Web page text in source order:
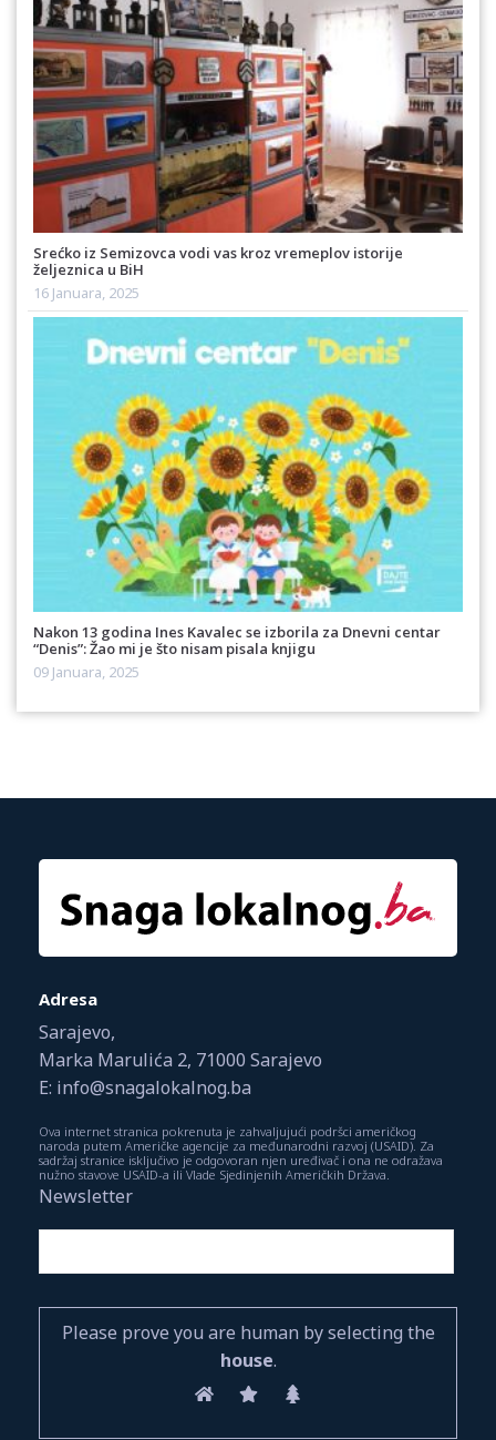
Srećko iz Semizovca vodi vas kroz vremeplov istorije
željeznica u BiH
16 Januara, 2025
Nakon 13 godina Ines Kavalec se izborila za Dnevni centar
“Denis”: Žao mi je što nisam pisala knjigu
09 Januara, 2025
Adresa
Sarajevo,
Marka Marulića 2, 71000 Sarajevo
E: info@snagalokalnog.ba
Ova internet stranica pokrenuta je zahvaljujući podršci američkog
naroda putem Američke agencije za međunarodni razvoj (USAID). Za
sadržaj stranice isključivo je odgovoran njen uređivač i ona ne odražava
nužno stavove USAID-a ili Vlade Sjedinjenih Američkih Država.
Newsletter
Please prove you are human by selecting the
house.